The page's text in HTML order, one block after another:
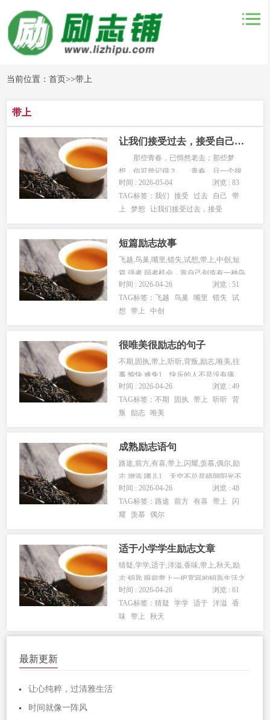
当前位置：首页>>带上
带上
让我们接受过去，接受自己，带上梦想，静静地开始一段自己的旅程……
那些青春，已悄然老去；那些梦
想，你可曾记得？ 青春，只一个很
美的词，但又不知道它没在哪里。或许
是由于年青，所以享有青春。或许是由
于年青，才会对所有怀揣梦想。有些时
子融入现实生活中去感慨感染一切。校
时间 : 2026-05-04
浏览 : 83
TAG标签：我们 接受 过去 自己
带
上
梦想 让我们接受过去，接受
短篇励志故事
飞越,鸟巢,嘴里,错失,试想,带上,中创,短
篇,强者,弱者机会，靠自己创造有一种鸟
能成功的飞越太平洋...
时间 : 2026-04-26
浏览 : 51
TAG标签：飞越 鸟巢 嘴里 错失
试
想
带上 中创
很唯美很励志的句子
不期,固执,带上,听听,背叛,励志,唯美,往
事,愉快,难免1、快乐的人不是没有痛
苦，而是不会被痛苦所...
时间 : 2026-04-26
浏览 : 49
TAG标签：不期 固执 带上 听听 背
叛
励志 唯美
成熟励志语句
路途,前方,有喜,带上,闪耀,羡慕,偶尔,励
志,增添,哪儿1、天空不总是晴朗阳光不
总是闪耀所以偶尔情...
时间 : 2026-04-26
浏览 : 48
TAG标签： 路途 前方 有喜 带上
闪
耀
羡慕 偶尔
适于小学学生励志文章
猜疑,学学,适于,洋溢,香味,带上,秋天,励
志,钥匙,眼前带上一把宽容的钥匙生活之
门，需要你带上...
时间 : 2026-04-26
浏览 : 61
TAG标签：猜疑 学学 适于 洋溢
香
味
带上 秋天
最新更新
让心纯粹，过清雅生活
时间就像一阵风